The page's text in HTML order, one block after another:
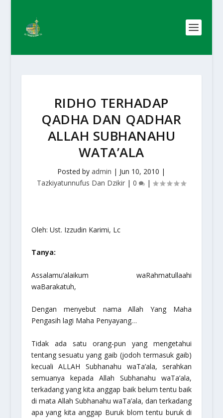
RIDHO TERHADAP
QADHA DAN QADHAR
ALLAH SUBHANAHU
WATA’ALA
Posted byadmin | Jun 10, 2010 |
Tazkiyatunnufus Dan Dzikir |0 |
Oleh: Ust. Izzudin Karimi, Lc
Tanya:
Assalamu’alaikum waRahmatullaahi
waBarakatuh,
Dengan menyebut nama Allah Yang Maha
Pengasih lagi Maha Penyayang…
Tidak ada satu orang-pun yang mengetahui
tentang sesuatu yang gaib (jodoh termasuk gaib)
kecuali ALLAH Subhanahu waTa’ala, serahkan
semuanya kepada AllahSubhanahu waTa’ala,
terkadang yang kita anggap baik belum tentu baik
di mata Allah Subhanahu waTa’ala, dan terkadang
apa yang kita anggap Buruk blom tentu buruk di